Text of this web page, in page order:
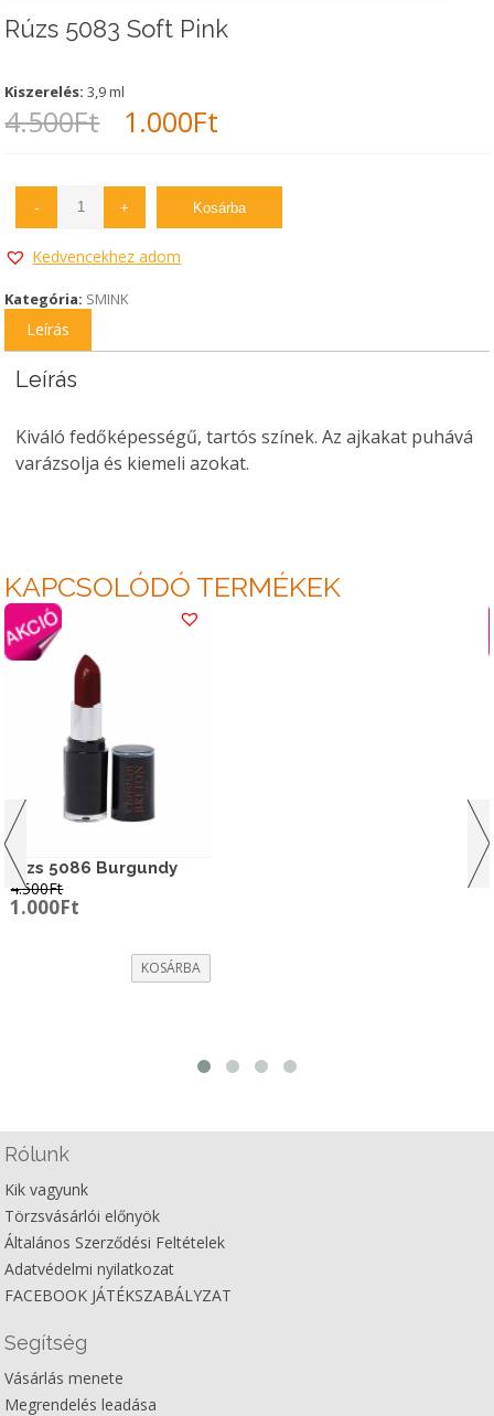
Rúzs 5083 Soft Pink
Kiszerelés: 3,9 ml
4.500Ft
Original
was:
4.500Ft.
1.000Ft
is:
- + Kosárba
Kedvencekhez adom
Kategória: SMINK
Leírás
Leírás
Kiváló fedőképességű, tartós színek. Az ajkakat puhává
varázsolja és kiemeli azokat.
KAPCSOLÓDÓ TERMÉKEK
Rúzs 5086 Burgundy
4.500Ft
Original
1.000Ft
1.000Ft.KOSÁRBA
Rólunk
Kik vagyunk
Törzsvásárlói előnyök
Általános Szerződési Feltételek
Adatvédelmi nyilatkozat
FACEBOOK JÁTÉKSZABÁLYZAT
Segítség
Vásárlás menete
Megrendelés leadása